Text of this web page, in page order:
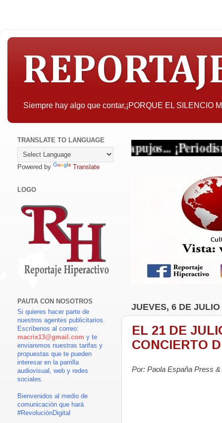
Siempre hay algo que contar,¡PORQUE EL SILENCIO
y sin tapujos... ¡Periodismo en sus
JUEVES, 6 DE
EL 21 DE
CONCIERTO
Por: Paola España Press
TRANSLATE TO LANGUAGE
Powered by Translate
LOGO
PAUTA CON NOSOTROS
Si quieres hacer parte de
nuestros agentes publicitarios.
Escríbenos al correo:
macrix13@gmail.com y te
enviaremos nuestras tarifas y
propuestas que te pueden
interesar en la parrilla
audiovisual, web y redes
sociales.
Bienvenidos al medio de
comunicación que hará
#RevoluciónDigital